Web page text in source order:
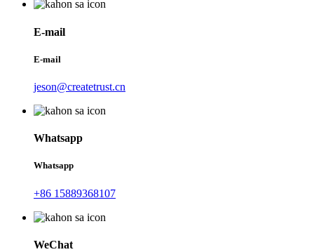
E-mail
E-mail
jeson@createtrust.cn
Whatsapp
Whatsapp
+86 15889368107
WeChat